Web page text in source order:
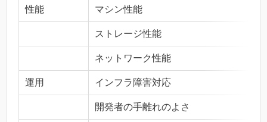
性能 マシン性能
ストレージ性能
ネットワーク性能
運用 インフラ障害対応
開発者の手離れのよさ